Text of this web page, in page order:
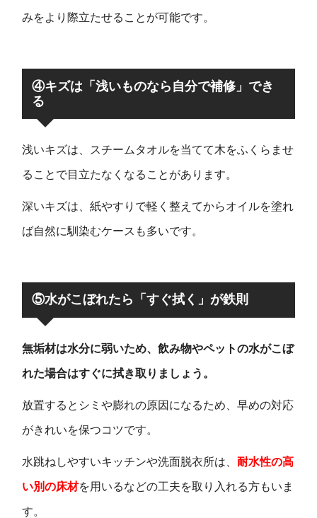
みをより際立たせることが可能です。
④キズは「浅いものなら自分で補修」でき
る
浅いキズは、スチームタオルを当てて木をふくらませ
ることで目立たなくなることがあります。
深いキズは、紙やすりで軽く整えてからオイルを塗れ
ば自然に馴染むケースも多いです。
⑤水がこぼれたら「すぐ拭く」が鉄則
無垢材は水分に弱いため、飲み物やペットの水がこぼ
れた場合はすぐに拭き取りましょう。
放置するとシミや膨れの原因になるため、早めの対応
がきれいを保つコツです。
水跳ねしやすいキッチンや洗面脱衣所は、 耐水性の高
い別の床材を用いるなどの工夫を取り入れる方もいま
す。